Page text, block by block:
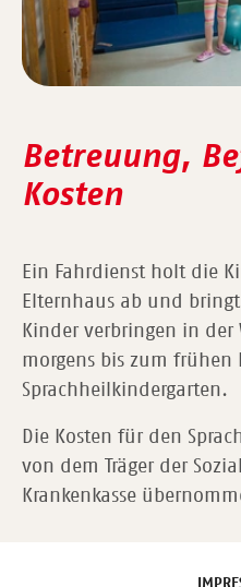
Betreuung,
Kosten
Ein Fahrdienst holt die
Elternhaus ab und
Kinder verbringen in der
morgens bis zum
Sprachheilkindergarten.
Die Kosten für den
von dem Träger der
Krankenkasse